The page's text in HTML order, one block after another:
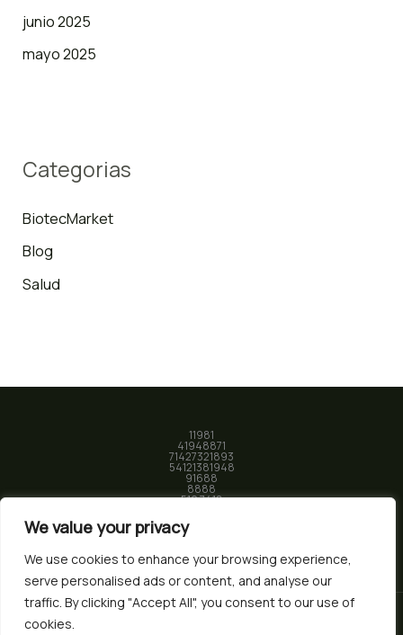
We value your privacy
We use cookies to enhance your browsing experience,
serve personalised ads or content, and analyse our
traffic. By clicking "Accept All", you consent to our use of
cookies.
junio 2025
mayo 2025
Categorias
BiotecMarket
Blog
Salud
11981
41948871
71427321893
54121381948
91688
8888
519 7418